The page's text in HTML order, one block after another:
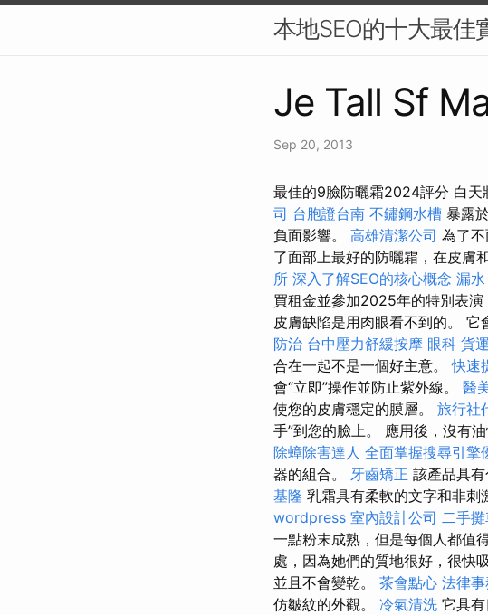
本地SEO的十大最佳
Je Tall Sf
Sep 20, 2013
最佳的9臉防曬霜2024評分 白天
司 台胞證台南 不鏽鋼水槽 暴露
負面影響。 高雄清潔公司 為了
了面部上最好的防曬霜，在皮膚
所 深入了解SEO的核心概念 漏
買租金並參加2025年的特別表
皮膚缺陷是用肉眼看不到的。 它
防治 台中壓力舒緩按摩 眼科 貨
合在一起不是一個好主意。快速
會“立即”操作並防止紫外線。 醫
使您的皮膚穩定的膜層。 旅行社
手”到您的臉上。 應用後，沒有
除蟑除害達人 全面掌握搜尋引擎
器的組合。 牙齒矯正 該產品具
基隆 乳霜具有柔軟的文字和非刺
wordpress 室內設計公司 二手
一點粉末成熟，但是每個人都值
處，因為她們的質地很好，很快
並且不會變乾。 茶會點心 法律
仿皺紋的外觀。 冷氣清洗 它具